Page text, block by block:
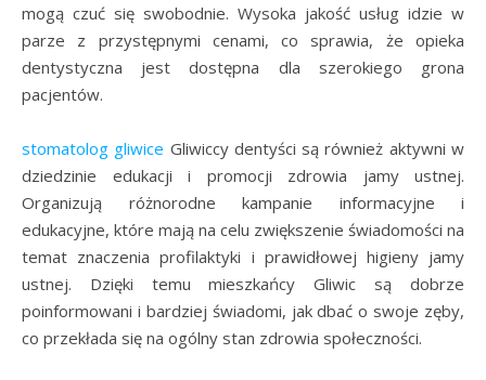
mogą czuć się swobodnie. Wysoka jakość usług idzie w
parze z przystępnymi cenami, co sprawia, że opieka
dentystyczna jest dostępna dla szerokiego grona
pacjentów.
stomatolog gliwice Gliwiccy dentyści są również aktywni w
dziedzinie edukacji i promocji zdrowia jamy ustnej.
Organizują różnorodne kampanie informacyjne i
edukacyjne, które mają na celu zwiększenie świadomości na
temat znaczenia profilaktyki i prawidłowej higieny jamy
ustnej. Dzięki temu mieszkańcy Gliwic są dobrze
poinformowani i bardziej świadomi, jak dbać o swoje zęby,
co przekłada się na ogólny stan zdrowia społeczności.